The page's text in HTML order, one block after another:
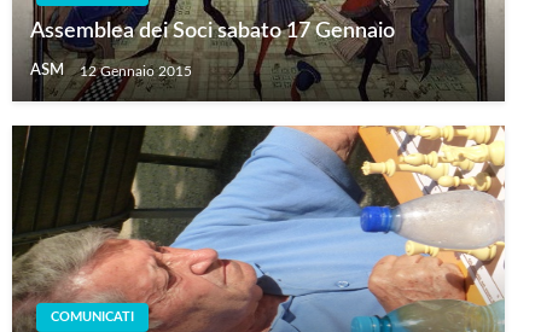
Assemblea dei Soci sabato 17 Gennaio
ASM 12 Gennaio 2015
COMUNICATI